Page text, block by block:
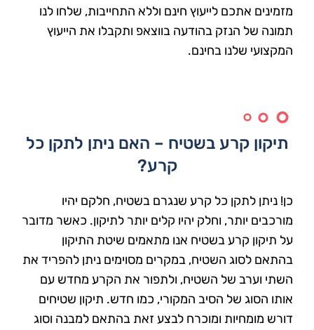
מזמינים אתכם לייעוץ חינם וללא התחייבות, שלחו לנו
תמונה של הנזק בהודעה בווצאפ ותקבלו את הייעוץ
המקצועי שלנו בחינם.
תיקון קרע בשטיח – האם ניתן לתקן כל
קרע?
כן! ניתן לתקן כל קרע שנגרם בשטיח, חלקם יהיו
מורכבים יותר, וחלק יהיו קלים יותר לתיקון. כאשר מדובר
על תיקון קרע בשטיח אנו מתאמים שיטת התיקון
בהתאם לסוג השטיח, במקרים מסוימים ניתן להפריד את
השתי וערב של השטיח, ולתפור את הקרע מחדש עם
אותו הסוג של הסיב המקורי, כמו חדש. תיקון שטיחים
דורש מומחיות ומוכרח לבצע זאת בהתאם למבנה וסוג